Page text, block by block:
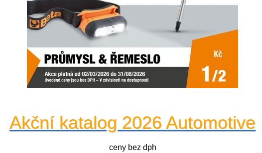
Akční katalog 2026 Automotive
ceny bez dph